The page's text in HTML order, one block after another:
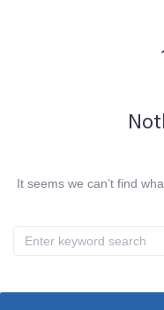
It seems we can’t find